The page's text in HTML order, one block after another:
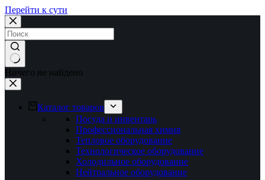
Перейти к сути
Ничего не найдено
Каталог товаров
Посуда и инвентарь
Профессиональная химия
Тепловое оборудование
Технологическое оборудование
Холодильное оборудование
Нейтральное оборудование